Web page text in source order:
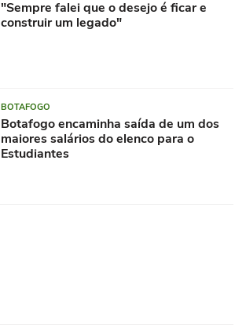
"Sempre falei que o desejo é ficar e
construir um legado"
BOTAFOGO
Botafogo encaminha saída de um dos
maiores salários do elenco para o
Estudiantes